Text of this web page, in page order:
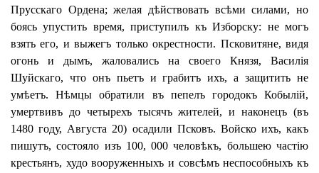
Прусскаго Ордена; желая дѣйствовать всѣми силами, но
боясь упустить время, приступилъ къ Изборску: не могъ
взять его, и выжегъ только окрестности. Псковитяне, видя
огонь и дымъ, жаловались на своего Князя, Василія
Шуйскаго, что онъ пьетъ и грабитъ ихъ, а защитить не
умѣетъ. Нѣмцы обратили въ пепелъ городокъ Кобылій,
умертвивъ до четырехъ тысячъ жителей, и наконецъ (въ
1480 году, Августа 20) осадили Псковъ. Войско ихъ, какъ
пишутъ, состояло изъ 100, 000 человѣкъ, большею частію
крестьянъ, худо вооруженныхъ и совсѣмъ неспособныхъ къ